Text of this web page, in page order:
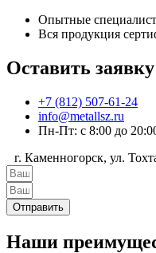
Опытные
Вся продукция
Оставить
+7 (812) 507-61-24
info@metallsz.ru
Пн-Пт: с 8:00 до
г. Каменногорск, ул.
Отправить
Наши